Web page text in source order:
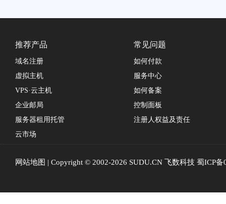
推荐产品
域名注册
虚拟主机
VPS·云主机
企业邮局
服务器租用托管
云市场
常见问题
如何付款
服务中心
如何备案
控制面板
注册人权益及责任
网站地图 | Copyright © 2002-2026 SUDU.CN 飞数科技 蜀ICP备